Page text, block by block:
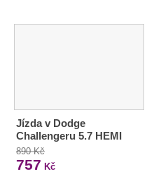
Jízda v Dodge
Challengeru 5.7 HEMI
890 Kč
757 Kč